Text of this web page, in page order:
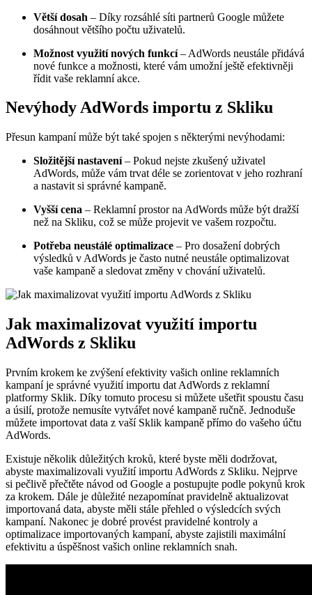
Větší dosah – Díky rozsáhlé síti partnerů Google můžete
dosáhnout většího počtu uživatelů.
Možnost využití nových funkcí– AdWords neustále přidává
nové funkce a možnosti, které vám umožní ještě efektivněji
řídit vaše reklamní akce.
Nevýhody AdWords importu z Skliku
Přesun kampaní může být také spojen s některými nevýhodami:
Složitější nastavení– Pokud nejste zkušený uživatel
AdWords, může vám trvat déle se zorientovat v jeho rozhraní
a nastavit si správné kampaně.
Vyšší cena – Reklamní prostor na AdWords může být dražší
než na Skliku, což se může projevit ve vašem rozpočtu.
Potřeba neustálé optimalizace – Pro dosažení dobrých
výsledků v AdWords je často nutné neustále optimalizovat
vaše kampaně a sledovat změny v chování uživatelů.
Jak maximalizovat využití importu
AdWords z Skliku
Prvním krokem ke zvýšení efektivity vašich online reklamních
kampaní je správné využití importu dat AdWords z reklamní
platformy Sklik. Díky tomuto procesu si můžete ušetřit spoustu času
a úsilí, protože nemusíte vytvářet nové kampaně ručně. Jednoduše
můžete importovat data z vaší Sklik kampaně přímo do vašeho účtu
AdWords.
Existuje několik důležitých kroků, které byste měli dodržovat,
abyste maximalizovali využití importu AdWords z Skliku. Nejprve
si pečlivě přečtěte návod od Google a postupujte podle pokynů krok
za krokem. Dále je důležité nezapomínat pravidelně aktualizovat
importovaná data, abyste měli stále přehled o výsledcích svých
kampaní. Nakonec je dobré provést pravidelné kontroly a
optimalizace importovaných kampaní, abyste zajistili maximální
efektivitu a úspěšnost vašich online reklamních snah.